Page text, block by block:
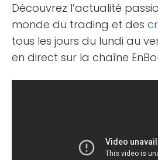
Découvrez l’actualité
monde du trading et des
tous les jours du lundi au
en direct sur la chaîne